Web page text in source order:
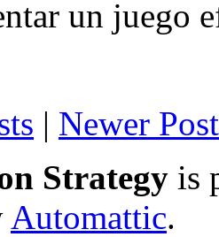
un juego
| Newer
Strategy is
Automattic.